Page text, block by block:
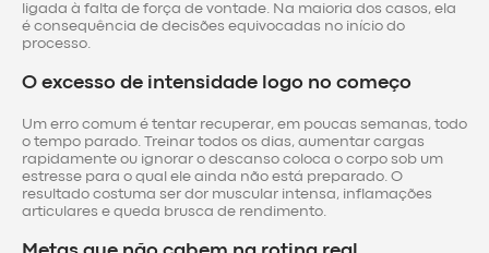
ligada à falta de força de vontade. Na maioria dos casos, ela
é consequência de decisões equivocadas no início do
processo.
O excesso de intensidade logo no começo
Um erro comum é tentar recuperar, em poucas semanas, todo
o tempo parado. Treinar todos os dias, aumentar cargas
rapidamente ou ignorar o descanso coloca o corpo sob um
estresse para o qual ele ainda não está preparado. O
resultado costuma ser dor muscular intensa, inflamações
articulares e queda brusca de rendimento.